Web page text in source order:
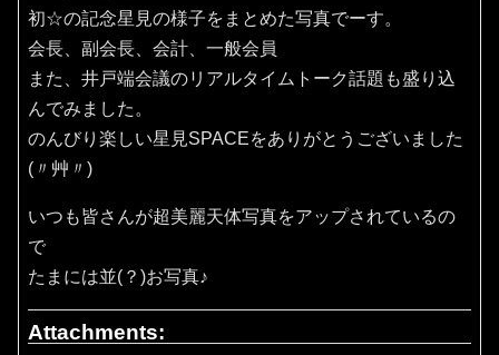
初☆の記念星見の様子をまとめた写真でーす。
会長、副会長、会計、一般会員
また、井戸端会議のリアルタイムトーク話題も盛り込
んでみました。
のんびり楽しい星見SPACEをありがとうございました
(〃艸〃)
いつも皆さんが超美麗天体写真をアップされているの
で
たまには並(？)お写真♪
Attachments: